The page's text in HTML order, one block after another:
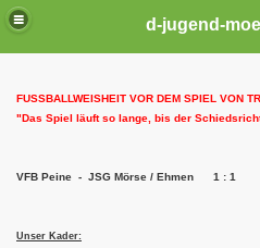
FUSSBALLWEISHEIT VOR DEM SPIEL VON
"Das Spiel läuft so lange, bis der
VFB Peine - JSG Mörse / Ehmen 1 : 1
Unser Kader: